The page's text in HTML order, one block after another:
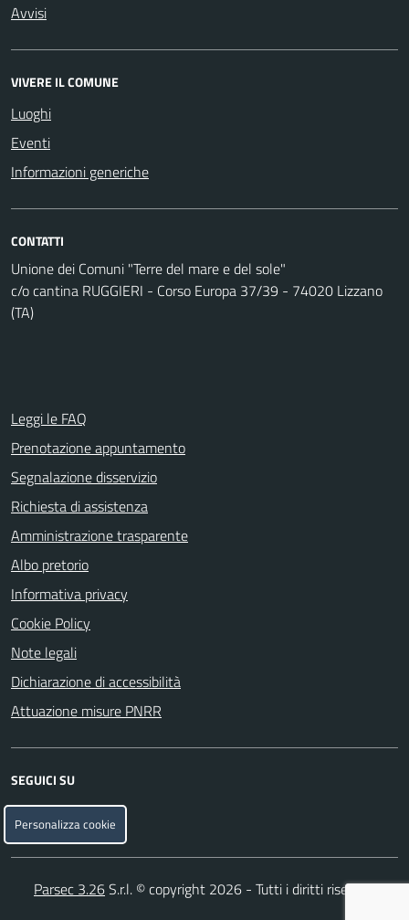
Avvisi
VIVERE IL COMUNE
Luoghi
Eventi
Informazioni generiche
CONTATTI
Unione dei Comuni "Terre del mare e del sole"
c/o cantina RUGGIERI - Corso Europa 37/39 - 74020 Lizzano
(TA)
Leggi le FAQ
Prenotazione appuntamento
Segnalazione disservizio
Richiesta di assistenza
Amministrazione trasparente
Albo pretorio
Informativa privacy
Cookie Policy
Note legali
Dichiarazione di accessibilità
Attuazione misure PNRR
SEGUICI SU
FacebookInstagram
Parsec 3.26S.r.l. © copyright 2026 - Tutti i diritti riservati
Personalizza cookie